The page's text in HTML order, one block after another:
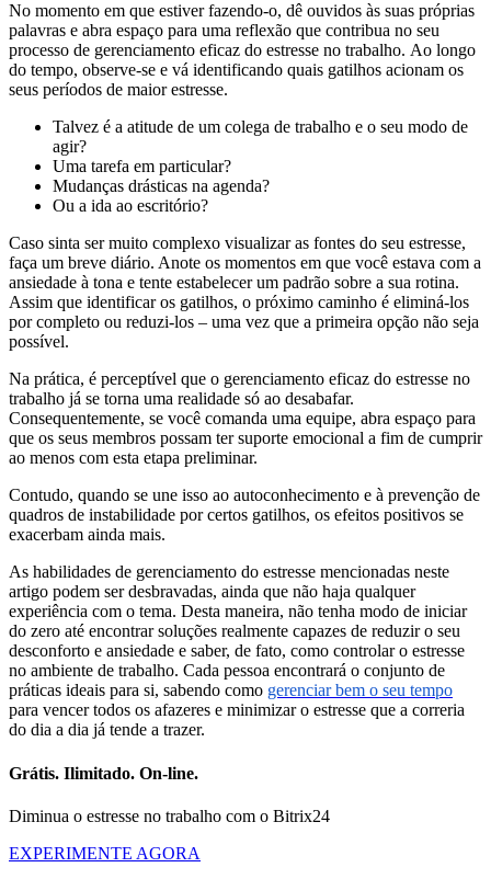
No momento em que estiver fazendo-o, dê ouvidos às suas próprias
palavras e abra espaço para uma reflexão que contribua no seu
processo de gerenciamento eficaz do estresse no trabalho. Ao longo
do tempo, observe-se e vá identificando quais gatilhos acionam os
seus períodos de maior estresse.
Talvez é a atitude de um colega de trabalho e o seu modo de
agir?
Uma tarefa em particular?
Mudanças drásticas na agenda?
Ou a ida ao escritório?
Caso sinta ser muito complexo visualizar as fontes do seu estresse,
faça um breve diário. Anote os momentos em que você estava com a
ansiedade à tona e tente estabelecer um padrão sobre a sua rotina.
Assim que identificar os gatilhos, o próximo caminho é eliminá-los
por completo ou reduzi-los – uma vez que a primeira opção não seja
possível.
Na prática, é perceptível que o gerenciamento eficaz do estresse no
trabalho já se torna uma realidade só ao desabafar.
Consequentemente, se você comanda uma equipe, abra espaço para
que os seus membros possam ter suporte emocional a fim de cumprir
ao menos com esta etapa preliminar.
Contudo, quando se une isso ao autoconhecimento e à prevenção de
quadros de instabilidade por certos gatilhos, os efeitos positivos se
exacerbam ainda mais.
As habilidades de gerenciamento do estresse mencionadas neste
artigo podem ser desbravadas, ainda que não haja qualquer
experiência com o tema. Desta maneira, não tenha modo de iniciar
do zero até encontrar soluções realmente capazes de reduzir o seu
desconforto e ansiedade e saber, de fato, como controlar o estresse
no ambiente de trabalho. Cada pessoa encontrará o conjunto de
práticas ideais para si, sabendo como gerenciar bem o seu tempo
para vencer todos os afazeres e minimizar o estresse que a correria
do dia a dia já tende a trazer.
Grátis. Ilimitado. On-line.
Diminua o estresse no trabalho com o Bitrix24
EXPERIMENTE AGORA